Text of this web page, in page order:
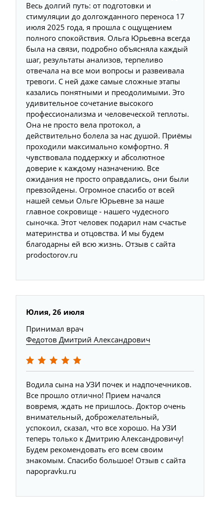
Весь долгий путь: от подготовки и
стимуляции до долгожданного переноса 17
июля 2025 года, я прошла с ощущением
полного спокойствия. Ольга Юрьевна всегда
была на связи, подробно объясняла каждый
шаг, результаты анализов, терпеливо
отвечала на все мои вопросы и развеивала
тревоги. С ней даже самые сложные этапы
казались понятными и преодолимыми. Это
удивительное сочетание высокого
профессионализма и человеческой теплоты.
Она не просто вела протокол, а
действительно болела за нас душой. Приёмы
проходили максимально комфортно. Я
чувствовала поддержку и абсолютное
доверие к каждому назначению. Все
ожидания не просто оправдались, они были
превзойдены. Огромное спасибо от всей
нашей семьи Ольге Юрьевне за наше
главное сокровище - нашего чудесного
сыночка. Этот человек подарил нам счастье
материнства и отцовства. И мы будем
благодарны ей всю жизнь. Отзыв с сайта
prodoctorov.ru
Юлия, 26 июля
Принимал врач
Федотов Дмитрий Александрович
Водила сына на УЗИ почек и надпочечников.
Все прошло отлично! Прием начался
вовремя, ждать не пришлось. Доктор очень
внимательный, доброжелательный,
успокоил, сказал, что все хорошо. На УЗИ
теперь только к Дмитрию Александровичу!
Будем рекомендовать его всем своим
знакомым. Спасибо большое! Отзыв с сайта
napopravku.ru